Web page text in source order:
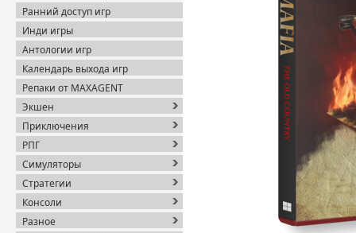
Ранний доступ игр
Инди игры
Антологии игр
Календарь выхода игр
Репаки от MAXAGENT
Экшен
Приключения
РПГ
Симуляторы
Стратегии
Консоли
Разное